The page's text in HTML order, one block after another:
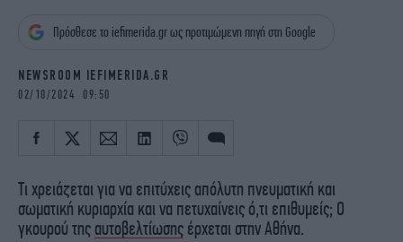
OSCARS
THE OCEAN
Πρόσθεσε το iefimerida.gr ως προτιμώμενη πηγή στη Google
NEWSROOM IEFIMERIDA.GR
02/10/2024 09:50
Τι χρειάζεται για να επιτύχεις απόλυτη πνευματική και
σωματική κυριαρχία και να πετυχαίνεις ό,τι επιθυμείς; O
γκουρού της αυτοβελτίωσης έρχεται στην Αθήνα.